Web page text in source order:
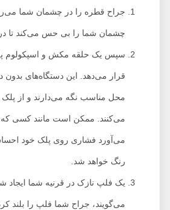
جراح قطره را در چشمان شما می‌ریزد،
چشمان شما را بی حس می‌کند تا دردی
سپس یک حلقه مکش و اسپکولوم پلک
قرار می‌دهد. این دستگاه‌های بدون درد
محل مناسب نگه می‌دارند و از پلک زدن
می‌کنند. ممکن است مانند کسی که روی
می‌آورد فشاری روی پلک خود احساس
رنگ خواهد شد.
یک فلپ نازک در قرنیه شما ایجاد شده
می‌گویند، جراح شما فلپ را بلند کرده